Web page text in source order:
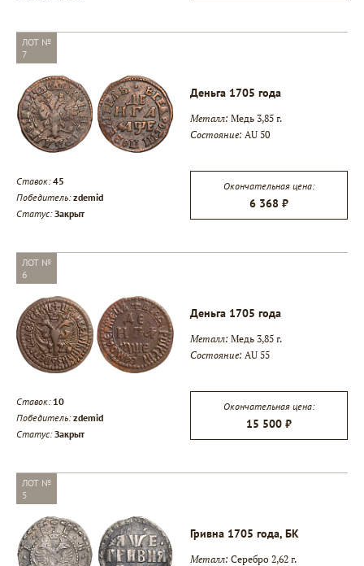
▾
ЛОТ №
7
Деньга 1705 года
Металл: Медь 3,85 г.
Состояние: AU 50
Ставок:45
Победитель: zdemid
Статус:Закрыт
Окончательная цена:
6 368 ₽
ЛОТ №
6
Деньга 1705 года
Металл: Медь 3,85 г.
Состояние: AU 55
Ставок: 10
Победитель: zdemid
Статус:Закрыт
Окончательная цена:
15 500 ₽
ЛОТ №
5
Гривна 1705 года, БК
Металл: Серебро 2,62 г.